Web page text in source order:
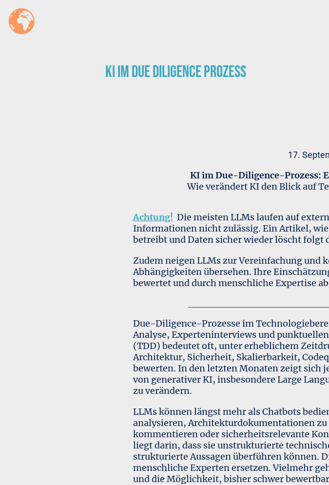
KI im Due Diligence Prozess
17.
KI im Due-Diligence-Prozess:
Wie verändert KI den Blick auf
Achtung! Die meisten LLMs laufen auf
Informationen nicht zulässig. Ein Artikel,
betreibt und Daten sicher wieder löscht folgt
Zudem neigen LLMs zur Vereinfachung und
Abhängigkeiten übersehen. Ihre
bewertet und durch menschliche Expertise
Due-Diligence-Prozesse im
Analyse, Experteninterviews und
(TDD) bedeutet oft, unter erheblichem
Architektur, Sicherheit, Skalierbarkeit,
bewerten. In den letzten Monaten zeigt sich
von generativer KI, insbesondere Large
zu verändern.
LLMs können längst mehr als Chatbots
analysieren, Architekturdokumentationen
kommentieren oder sicherheitsrelevante
liegt darin, dass sie unstrukturierte
strukturierte Aussagen überführen können.
menschliche Experten ersetzen. Vielmehr
und die Möglichkeit, bisher schwer